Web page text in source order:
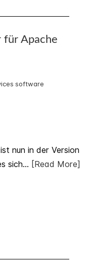
für Apache
software
nun in der Version
sich... [Read More]